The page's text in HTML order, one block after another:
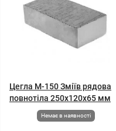
Цегла М-150 Зміїв рядова
повнотіла 250х120х65 мм
Немає в наявності